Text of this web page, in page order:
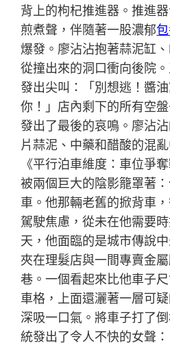
背上的枸杞推進器。推進
煎煮聲，伴隨著一股濃郁
爆發。廖沾沾抱著蒜泥缸
從撞出來的洞口衝向後院
發出尖叫：「別想逃！醬
你！」店內剩下的所有空
發出了最後的哀鳴。廖沾
片蒜泥、中藥和醋酸的混
《平行泊車維度：車位爭
被兩個巨大的陰影籠罩著
車。他那輛老舊的掀背車
駕駛焦慮，從未在他需要
天，他面臨的是城市傳說
夾在理髮店與一間專賣金
巷。一個看起來比他車子
車格，上面還灑著一層可
深吸一口氣。將車子打了
統發出了令人不快的女聲